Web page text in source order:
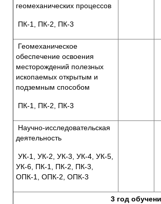
геомеханических процессов
ПК-1, ПК-2, ПК-3
Геомеханическое
обеспечение освоения
месторождений полезных
ископаемых открытым и
подземным способом
ПК-1, ПК-2, ПК-3
Научно-исследовательская
деятельность
УК-1, УК-2, УК-3, УК-4, УК-5,
УК-6, ПК-1, ПК-2, ПК-3,
ОПК-1, ОПК-2, ОПК-3
3 год